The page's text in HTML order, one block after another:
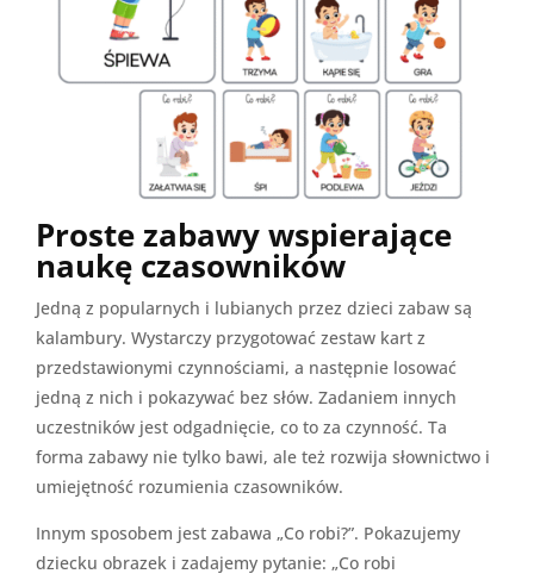
Proste zabawy wspierające
naukę czasowników
Jedną z popularnych i lubianych przez dzieci zabaw są
kalambury. Wystarczy przygotować zestaw kart z
przedstawionymi czynnościami, a następnie losować
jedną z nich i pokazywać bez słów. Zadaniem innych
uczestników jest odgadnięcie, co to za czynność. Ta
forma zabawy nie tylko bawi, ale też rozwija słownictwo i
umiejętność rozumienia czasowników.
Innym sposobem jest zabawa „Co robi?”. Pokazujemy
dziecku obrazek i zadajemy pytanie: „Co robi